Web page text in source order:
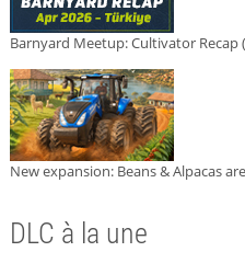
Barnyard Meetup: Cultivator Recap
New expansion: Beans & Alpacas
DLC à la une